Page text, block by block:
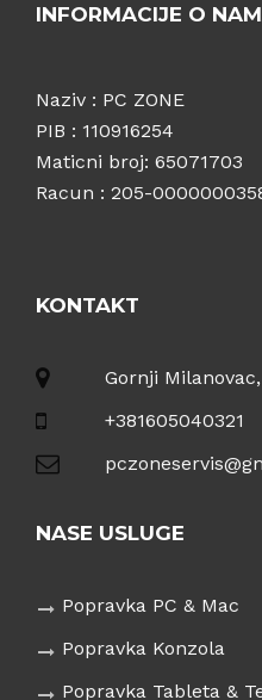
INFORMACIJE O
Naziv : PC ZONE
PIB : 110916254
Maticni broj: 65071703
Racun : 205-
KONTAKT
Gornji
+381605040321
NASE USLUGE
Popravka PC & Mac
Popravka Konzola
Popravka Tableta &